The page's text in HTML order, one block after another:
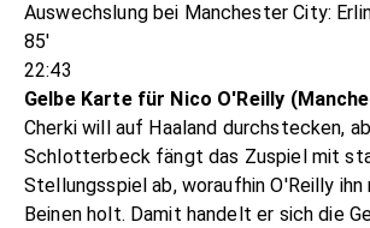
Auswechslung bei Manchester City:
85'
22:43
Gelbe Karte für Nico O'Reilly
Cherki will auf Haaland durchstecken,
Schlotterbeck fängt das Zuspiel mit
Stellungsspiel ab, woraufhin O'Reilly
Beinen holt. Damit handelt er sich die